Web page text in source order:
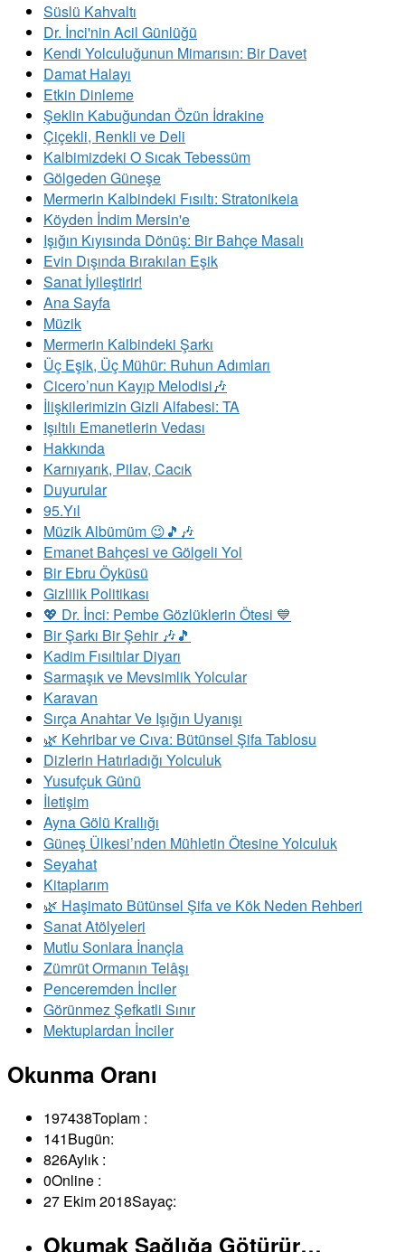
Süslü Kahvaltı
Dr. İnci'nin Acil Günlüğü
Kendi Yolculuğunun Mimarısın: Bir Davet
Damat Halayı
Etkin Dinleme
Şeklin Kabuğundan Özün İdrakine
Çiçekli, Renkli ve Deli
Kalbimizdeki O Sıcak Tebessüm
Gölgeden Güneşe
Mermerin Kalbindeki Fısıltı: Stratonikeia
Köyden İndim Mersin'e
Işığın Kıyısında Dönüş: Bir Bahçe Masalı
Evin Dışında Bırakılan Eşik
Sanat İyileştirir!
Ana Sayfa
Müzik
Mermerin Kalbindeki Şarkı
Üç Eşik, Üç Mühür: Ruhun Adımları
Cicero’nun Kayıp Melodisi🎶
İlişkilerimizin Gizli Alfabesi: TA
​Işıltılı Emanetlerin Vedası
Hakkında
Karnıyarık, Pilav, Cacık
Duyurular
95.Yıl
Müzik Albümüm 😉🎵🎶
Emanet Bahçesi ve Gölgeli Yol
Bir Ebru Öyküsü
Gizlilik Politikası
💖 Dr. İnci: Pembe Gözlüklerin Ötesi 💙
Bir Şarkı Bir Şehir 🎶🎵
Kadim Fısıltılar Diyarı
Sarmaşık ve Mevsimlik Yolcular
Karavan
Sırça Anahtar Ve Işığın Uyanışı
​🌿 Kehribar ve Cıva: Bütünsel Şifa Tablosu
Dizlerin Hatırladığı Yolculuk
Yusufçuk Günü
İletişim
Ayna Gölü Krallığı
Güneş Ülkesi’nden Mühletin Ötesine Yolculuk
Seyahat
Kitaplarım
🌿 Haşimato Bütünsel Şifa ve Kök Neden Rehberi
Sanat Atölyeleri
Mutlu Sonlara İnançla
Zümrüt Ormanın Telâşı
Penceremden İnciler
Görünmez Şefkatli Sınır
Mektuplardan İnciler
Okunma Oranı
197438Toplam :
141Bugün:
826Aylık :
0Online :
27 Ekim 2018Sayaç:
Okumak Sağlığa Götürür…